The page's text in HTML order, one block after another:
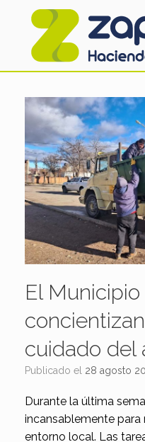
El
cuidado del
Publicado el 28 agosto
Durante la última
incansablemente para
entorno local. Las